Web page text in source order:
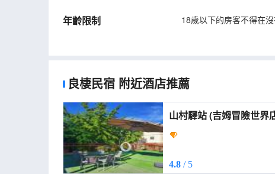
年齡限制 18歲以下的房客不得在
良棲民宿 附近酒店推薦
山村驛站 (吉姆冒險世界店) (Mountain
(Jim Adventure World))
4.8 / 5